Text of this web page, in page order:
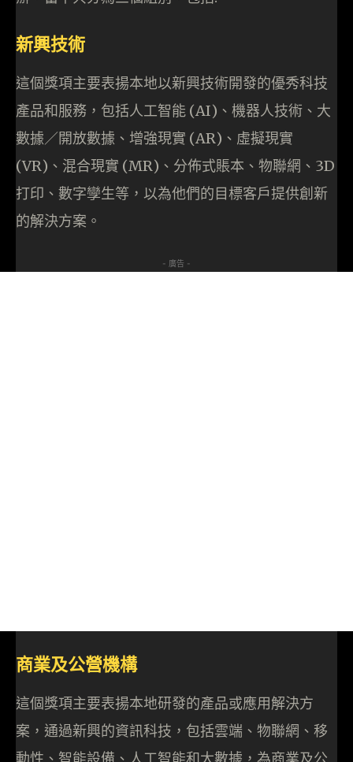
新興技術
這個獎項主要表揚本地以新興技術開發的優秀科技
產品和服務，包括人工智能 (AI)、機器人技術、大
數據／開放數據、增強現實 (AR)、虛擬現實
(VR)、混合現實 (MR)、分佈式賬本、物聯網、3D
打印、數字孿生等，以為他們的目標客戶提供創新
的解決方案。
- 廣告 -
商業及公營機構
這個獎項主要表揚本地研發的產品或應用解決方
案，通過新興的資訊科技，包括雲端、物聯網、移
動性、智能設備、人工智能和大數據，為商業及公